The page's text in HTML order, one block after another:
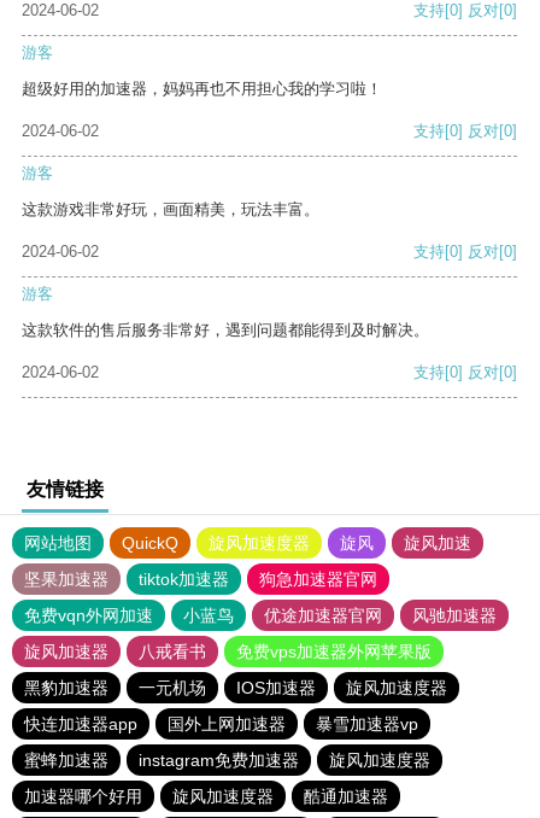
2024-06-02 支持[0] 反对[0]
游客
超级好用的加速器，妈妈再也不用担心我的学习啦！
2024-06-02 支持[0] 反对[0]
游客
这款游戏非常好玩，画面精美，玩法丰富。
2024-06-02 支持[0] 反对[0]
游客
这款软件的售后服务非常好，遇到问题都能得到及时解决。
2024-06-02 支持[0] 反对[0]
友情链接
网站地图 QuickQ 旋风加速度器 旋风
旋风加速
坚果加速器
tiktok加速器
狗急加速器官网
免费vqn外网加速
小蓝鸟 优途加速器官网
风驰加速器
旋风加速器
八戒看书
免费vps加速器外网苹果版
黑豹加速器
一元机场 IOS加速器
旋风加速度器
快连加速器app
国外上网加速器
暴雪加速器vp
蜜蜂加速器
instagram免费加速器
旋风加速度器
加速器哪个好用
旋风加速度器 酷通加速器